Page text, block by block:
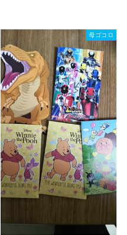
母ゴコロ